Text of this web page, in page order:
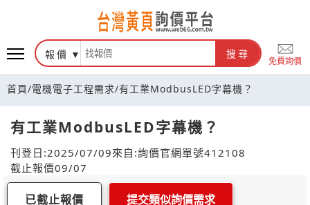
報價 搜尋
免費詢價
首頁/電機電子工程需求/有工業ModbusLED字幕機？
有工業ModbusLED字幕機？
刊登日:2025/07/09來自:詢價官網單號412108
截止報價09/07
已截止報價 提交類似詢價需求